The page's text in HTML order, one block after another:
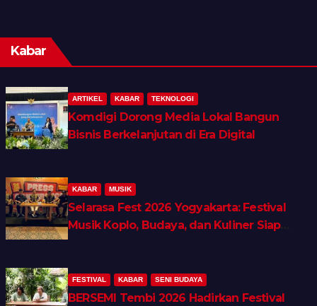
Kabar
ARTIKEL KABAR TEKNOLOGI
Komdigi Dorong Media Lokal Bangun
Bisnis Berkelanjutan di Era Digital
KABAR MUSIK
Selarasa Fest 2026 Yogyakarta: Festival
Musik Koplo, Budaya, dan Kuliner Siap
FESTIVAL KABAR SENI BUDAYA
BERSEMI Tembi 2026 Hadirkan Festival